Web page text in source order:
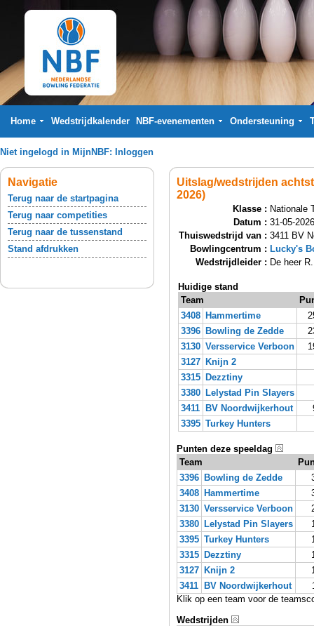
Home Wedstrijdkalender NBF-evenementen Ondersteuning
Niet ingelogd in MijnNBF: Inloggen
Navigatie
Terug naar de startpagina
Terug naar competities
Terug naar de tussenstand
Stand afdrukken
Uitslag/wedstrijden
2026)
Klasse : Nationale
Datum : 31-05-
Thuiswedstrijd van : 3411 BV
Bowlingcentrum : Lucky's
Wedstrijdleider : De heer
Huidige stand
Team
3408 Hammertime
3396 Bowling de Zedde
3130 Versservice Verboon
3127 Knijn 2
3315 Dezztiny
3380 Lelystad Pin Slayers
3411
BV Noordwijkerhout
3395 Turkey Hunters
Punten deze speeldag
Team
3396 Bowling de Zedde
3408 Hammertime
3130 Versservice Verboon
3380 Lelystad Pin Slayers
3395 Turkey Hunters
3315 Dezztiny
3127 Knijn 2
3411
BV Noordwijkerhout
Klik op een team voor de
Wedstrijden